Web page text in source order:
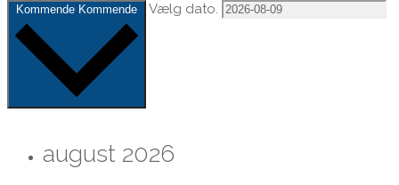
Kommende Kommende Vælg dato.
august 2026